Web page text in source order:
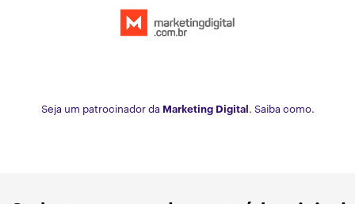
Seja um patrocinador da Marketing Digital. Saiba como.